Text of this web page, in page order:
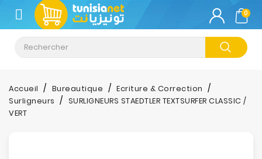
CATÉGORIE
Climatisation
Informatique
Téléphonie
0
Accueil Bureautique
Ecriture & Correction
Surligneurs
SURLIGNEURS STAEDTLER TEXTSURFER CLASSIC /
VERT